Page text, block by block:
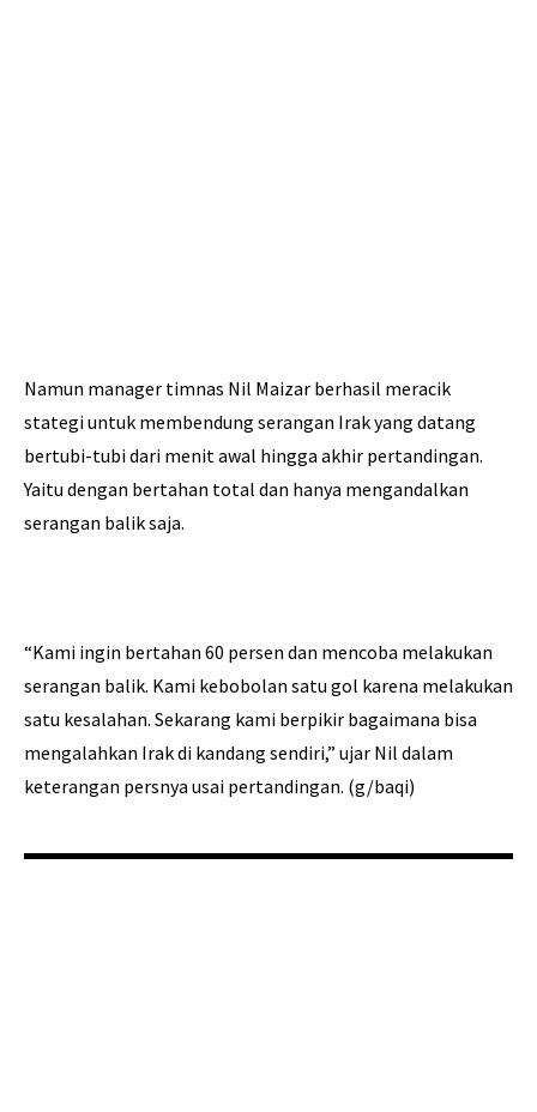
Namun manager timnas Nil Maizar berhasil meracik
stategi untuk membendung serangan Irak yang datang
bertubi-tubi dari menit awal hingga akhir pertandingan.
Yaitu dengan bertahan total dan hanya mengandalkan
serangan balik saja.
“Kami ingin bertahan 60 persen dan mencoba melakukan
serangan balik. Kami kebobolan satu gol karena melakukan
satu kesalahan. Sekarang kami berpikir bagaimana bisa
mengalahkan Irak di kandang sendiri,” ujar Nil dalam
keterangan persnya usai pertandingan. (g/baqi)